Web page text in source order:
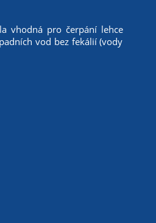
vhodná pro čerpání lehce
vod bez fekálií (vody